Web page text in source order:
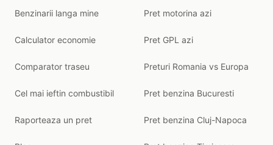
Benzinarii langa mine
Calculator economie
Comparator traseu
Cel mai ieftin combustibil
Raporteaza un pret
Pret motorina azi
Pret GPL azi
Preturi Romania vs Europa
Pret benzina Bucuresti
Pret benzina Cluj-Napoca